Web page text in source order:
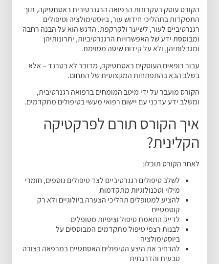
הקורס עוסק בעקרונות הרפואה הרגנרטיבית באסתטיקה, תוך
התמקדות בתהליכי חידוש עור, ביוסטימולציה וטיפולים
רגנרטיביים לעור, לשיער ולקרקפת. הדגש הוא על הבנה רחבה
ומבוססת ידע של האפשרויות הרגנרטיביות, יתרונותיהן
ומגבלותיהן, ולא על קידום שיטה מסוימת.
עבור רופאים העוסקים באסתטיקה, מדובר לא בטרנד – אלא
בשלב הבא בהתפתחות המקצועית של התחום.
הקורס מועבר על ידי מיטב המומחים ברפואה רגנרטיבית,
ומשלב ידע עדכני עם יישום רפואי מעשי בטיפולים מתקדמים.
איך הקורס תורם לפרקטיקה
הקלינית?
לאחר הקורס תוכלו:
לשלב טיפולים רגנרטיביים לצד טיפולים נוספים, חומרי
מילוי וטכנולוגיות מתקדמות
להציע למטופלים תהליכי הצערה ביולוגיים ולא רק
קוסמטיים
לדייק התאמת טיפול וציפיות מטופלים
לבנות רצפי טיפול מתקדמים המבוססים על
ביוסטימולציה
להרחיב את היצע הטיפולים האסתטיים במרפאה בצורה
טבעית והדרגתית